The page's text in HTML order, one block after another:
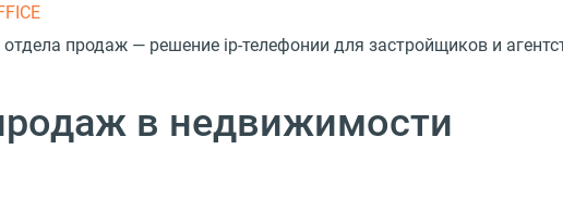
продаж — решение ip-телефонии для застройщиков и
в недвижимости